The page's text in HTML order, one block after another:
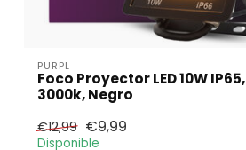
PURPL
Foco Proyector LED 10W IP65,
3000k, Negro
€12,99 €9,99
Disponible